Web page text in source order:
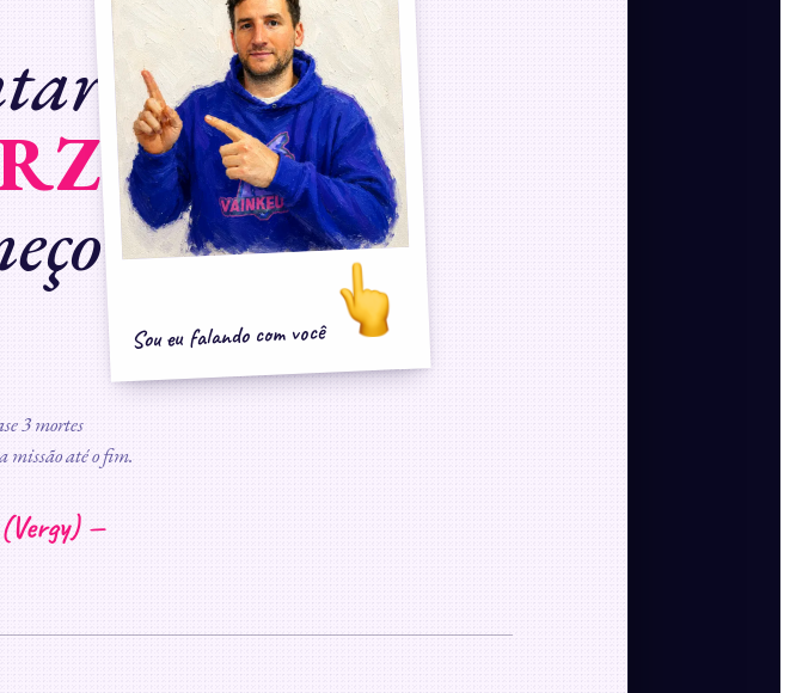
Sou eu falando com você
3 mortes
missão até o fim.
—